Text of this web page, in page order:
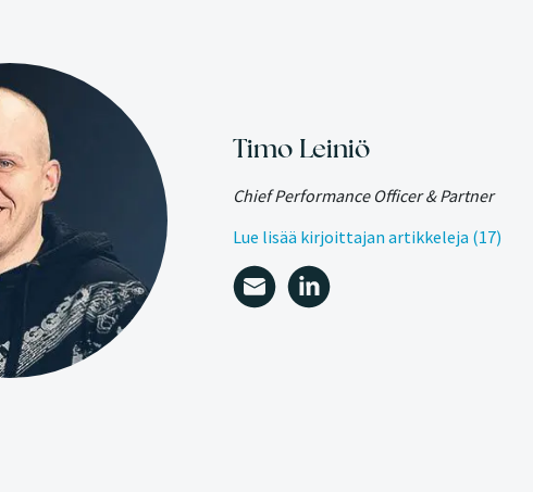
Timo Leiniö
Chief Performance Officer & Partner
Lue lisää kirjoittajan artikkeleja (17)